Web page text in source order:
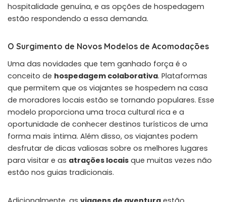
hospitalidade genuína, e as opções de hospedagem
estão respondendo a essa demanda.
O Surgimento de Novos Modelos de Acomodações
Uma das novidades que tem ganhado força é o
conceito de hospedagem colaborativa. Plataformas
que permitem que os viajantes se hospedem na casa
de moradores locais estão se tornando populares. Esse
modelo proporciona uma troca cultural rica e a
oportunidade de conhecer destinos turísticos de uma
forma mais íntima. Além disso, os viajantes podem
desfrutar de dicas valiosas sobre os melhores lugares
para visitar e as atrações locais que muitas vezes não
estão nos guias tradicionais.